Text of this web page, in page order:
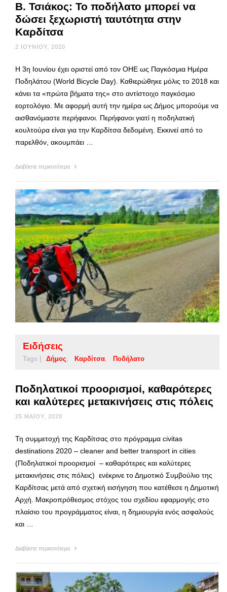
Β. Τσιάκος: Το ποδήλατο μπορεί να
δώσει ξεχωριστή ταυτότητα στην
Καρδίτσα
2 ΙΟΥΝΊΟΥ, 2020
H 3η Ιουνίου έχει οριστεί από τον ΟΗΕ ως Παγκόσμια Ημέρα
Ποδηλάτου (World Bicycle Day). Καθιερώθηκε μόλις το 2018 και
κάνει τα «πρώτα βήματα της» στο αντίστοιχο παγκόσμιο
εορτολόγιο. Με αφορμή αυτή την ημέρα ως Δήμος μπορούμε να
αισθανόμαστε περήφανοι. Περήφανοι γιατί η ποδηλατική
κουλτούρα είναι για την Καρδίτσα δεδομένη. Εκκινεί από το
παρελθόν, ακουμπάει …
Διαβάστε περισσότερα
Ειδήσεις
Tags | Δήμος Καρδίτσα Ποδήλατο
Ποδηλατικοί προορισμοί, καθαρότερες
και καλύτερες μετακινήσεις στις πόλεις
25 ΜΑΪ́ΟΥ, 2020
Τη συμμετοχή της Καρδίτσας στο πρόγραμμα civitas
destinations 2020 – cleaner and better transport in cities
(Ποδηλατικοί προορισμοί – καθαρότερες και καλύτερες
μετακινήσεις στις πόλεις) ενέκρινε το Δημοτικό Συμβούλιο της
Καρδίτσας μετά από σχετική εισήγηση που κατέθεσε η Δημοτική
Αρχή. Μακροπρόθεσμος στόχος του σχεδίου εφαρμογής στο
πλαίσιο του προγράμματος είναι, η δημιουργία ενός ασφαλούς
και …
Διαβάστε περισσότερα